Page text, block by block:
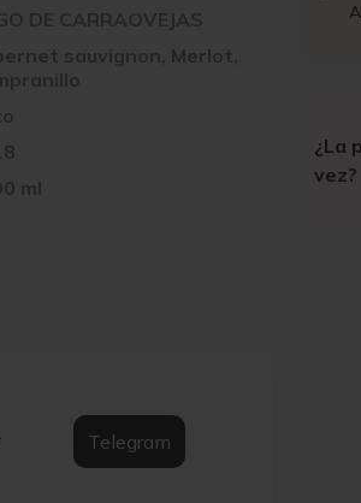
ml
DE CARRAOVEJAS
sauvignon, Merlot,
Telegram
¿La
vez?